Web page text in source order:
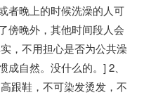
者晚上的时候洗澡的人可
傍晚外，其他时间段人会
，不用担心是否为公共澡
自然。没什么的。] 2、
跟鞋，不可染发烫发，不